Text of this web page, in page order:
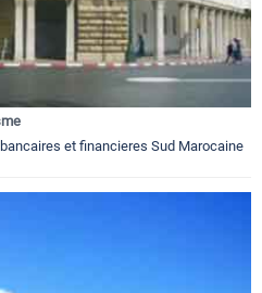
et financieres Sud Marocaine